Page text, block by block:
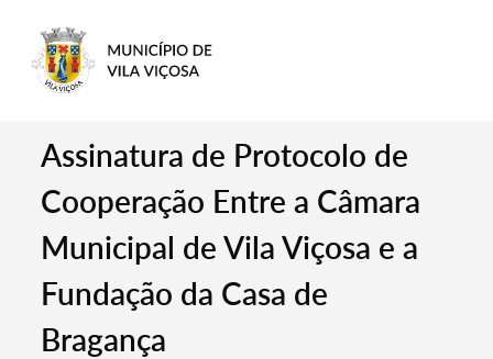
Assinatura de Protocolo de
Cooperação Entre a Câmara
Municipal de Vila Viçosa e a
Fundação da Casa de
Bragança